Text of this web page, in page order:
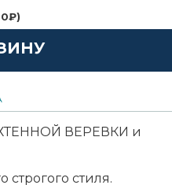
ВЕРЕВКИ и
строгого стиля.